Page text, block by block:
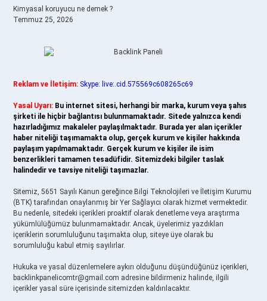
Kimyasal koruyucu ne demek ?
Temmuz 25, 2026
Reklam ve İletişim: Skype: live:.cid.575569c608265c69
Yasal Uyarı: Bu internet sitesi, herhangi bir marka, kurum veya şahıs
şirketi ile hiçbir bağlantısı bulunmamaktadır. Sitede yalnızca kendi
hazırladığımız makaleler paylaşılmaktadır. Burada yer alan içerikler
haber niteliği taşımamakta olup, gerçek kurum ve kişiler hakkında
paylaşım yapılmamaktadır. Gerçek kurum ve kişiler ile isim
benzerlikleri tamamen tesadüfidir. Sitemizdeki bilgiler taslak
halindedir ve tavsiye niteliği taşımazlar.
Sitemiz, 5651 Sayılı Kanun gereğince Bilgi Teknolojileri ve İletişim Kurumu
(BTK) tarafından onaylanmış bir Yer Sağlayıcı olarak hizmet vermektedir.
Bu nedenle, sitedeki içerikleri proaktif olarak denetleme veya araştırma
yükümlülüğümüz bulunmamaktadır. Ancak, üyelerimiz yazdıkları
içeriklerin sorumluluğunu taşımakta olup, siteye üye olarak bu
sorumluluğu kabul etmiş sayılırlar.
Hukuka ve yasal düzenlemelere aykırı olduğunu düşündüğünüz içerikleri,
backlinkpanelicomtr@gmail.com adresine bildirmeniz halinde, ilgili
içerikler yasal süre içerisinde sitemizden kaldırılacaktır.